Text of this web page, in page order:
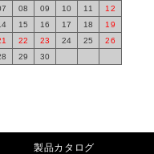
08 09 10 11
12
15 16 17 18
19
22 23 24 25
26
29 30
製品カタログ